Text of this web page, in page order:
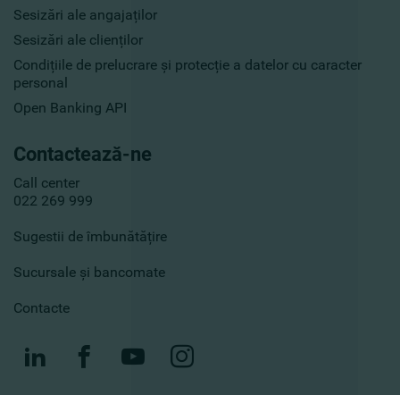
Sesizări ale angajaților
Sesizări ale clienților
Condițiile de prelucrare și protecție a datelor cu caracter
personal
Open Banking API
Contactează-ne
Call center
022 269 999
Sugestii de îmbunătățire
Sucursale și bancomate
Contacte